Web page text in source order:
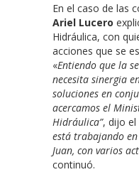
En el caso de las
Ariel Lucero
Hidráulica, con
acciones que se
«Entiendo que la
necesita sinergia
soluciones en
acercamos el
Hidráulica”, dijo el
está trabajando
Juan, con varios
continuó.